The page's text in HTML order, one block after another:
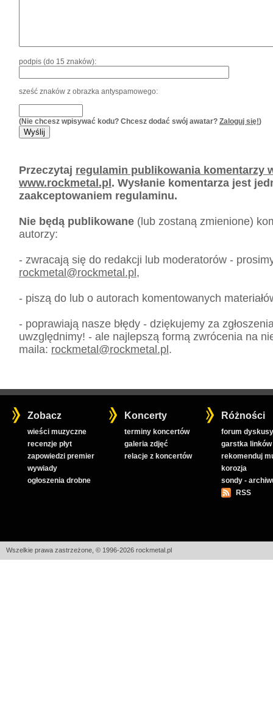
podpis (do 15 znaków):
sześć znaków z obrazka antyspamowego:
(Nie chcesz wpisywać kodu? Chcesz dodać swój awatar? Zaloguj się!)
Przeczytaj regulamin publikowania komentarzy
www.rockmetal.pl. Wysłanie komentarza jest
zaakceptowaniem regulaminu.
Nie będą publikowane (lub zostaną zmienione)
autorzy:
- zwracają się do redakcji lub moderatorów -
rockmetal@rockmetal.pl,
- piszą do lub o autorach komentowanych
- poprawiają nasze błędy - dziękujemy za
uwzględnimy! - ale najlepszą formą zwrócenia na
maila: rockmetal@rockmetal.pl.
Zobacz
wieści muzyczne
recenzje płyt
zapowiedzi premier
wywiady
ogłoszenia drobne
Koncerty
terminy koncertów
galeria zdjęć
relacje z koncertów
Różności
forum
garstka linków
rekomenduj
korozja
sondy -
RSS
Wszelkie prawa zastrzeżone, © 1996-2026 rockmetal.pl